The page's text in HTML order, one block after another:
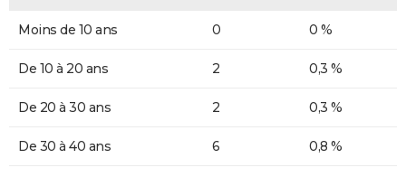
Moins de 10 ans 0 0 %
De 10 à 20 ans 2 0,3 %
De 20 à 30 ans 2 0,3 %
De 30 à 40 ans 6 0,8 %